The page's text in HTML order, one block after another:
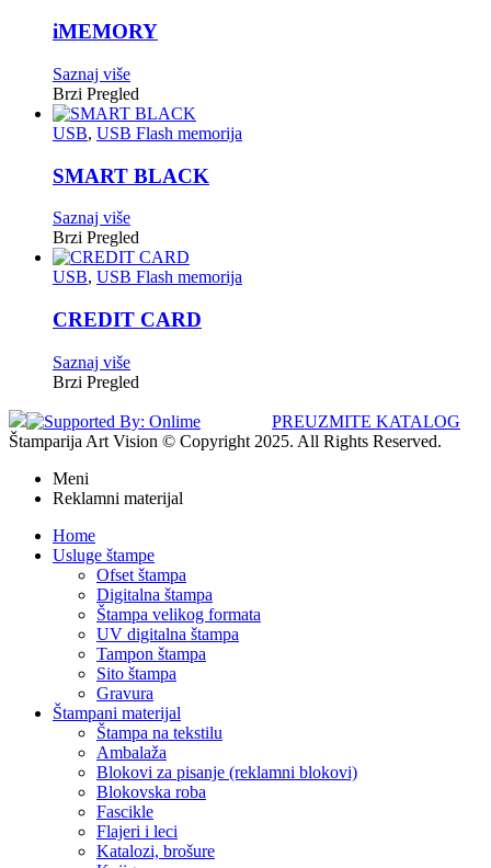
iMEMORY
Saznaj više
Brzi Pregled
USB, USB Flash memorija
SMART BLACK
Saznaj više
Brzi Pregled
USB, USB Flash memorija
CREDIT CARD
Saznaj više
Brzi Pregled
PREUZMITE KATALOG
Štamparija Art Vision © Copyright 2025. All Rights Reserved.
Meni
Reklamni materijal
Home
Usluge štampe
Ofset štampa
Digitalna štampa
Štampa velikog formata
UV digitalna štampa
Tampon štampa
Sito štampa
Gravura
Štampani materijal
Štampa na tekstilu
Ambalaža
Blokovi za pisanje (reklamni blokovi)
Blokovska roba
Fascikle
Flajeri i leci
Katalozi, brošure